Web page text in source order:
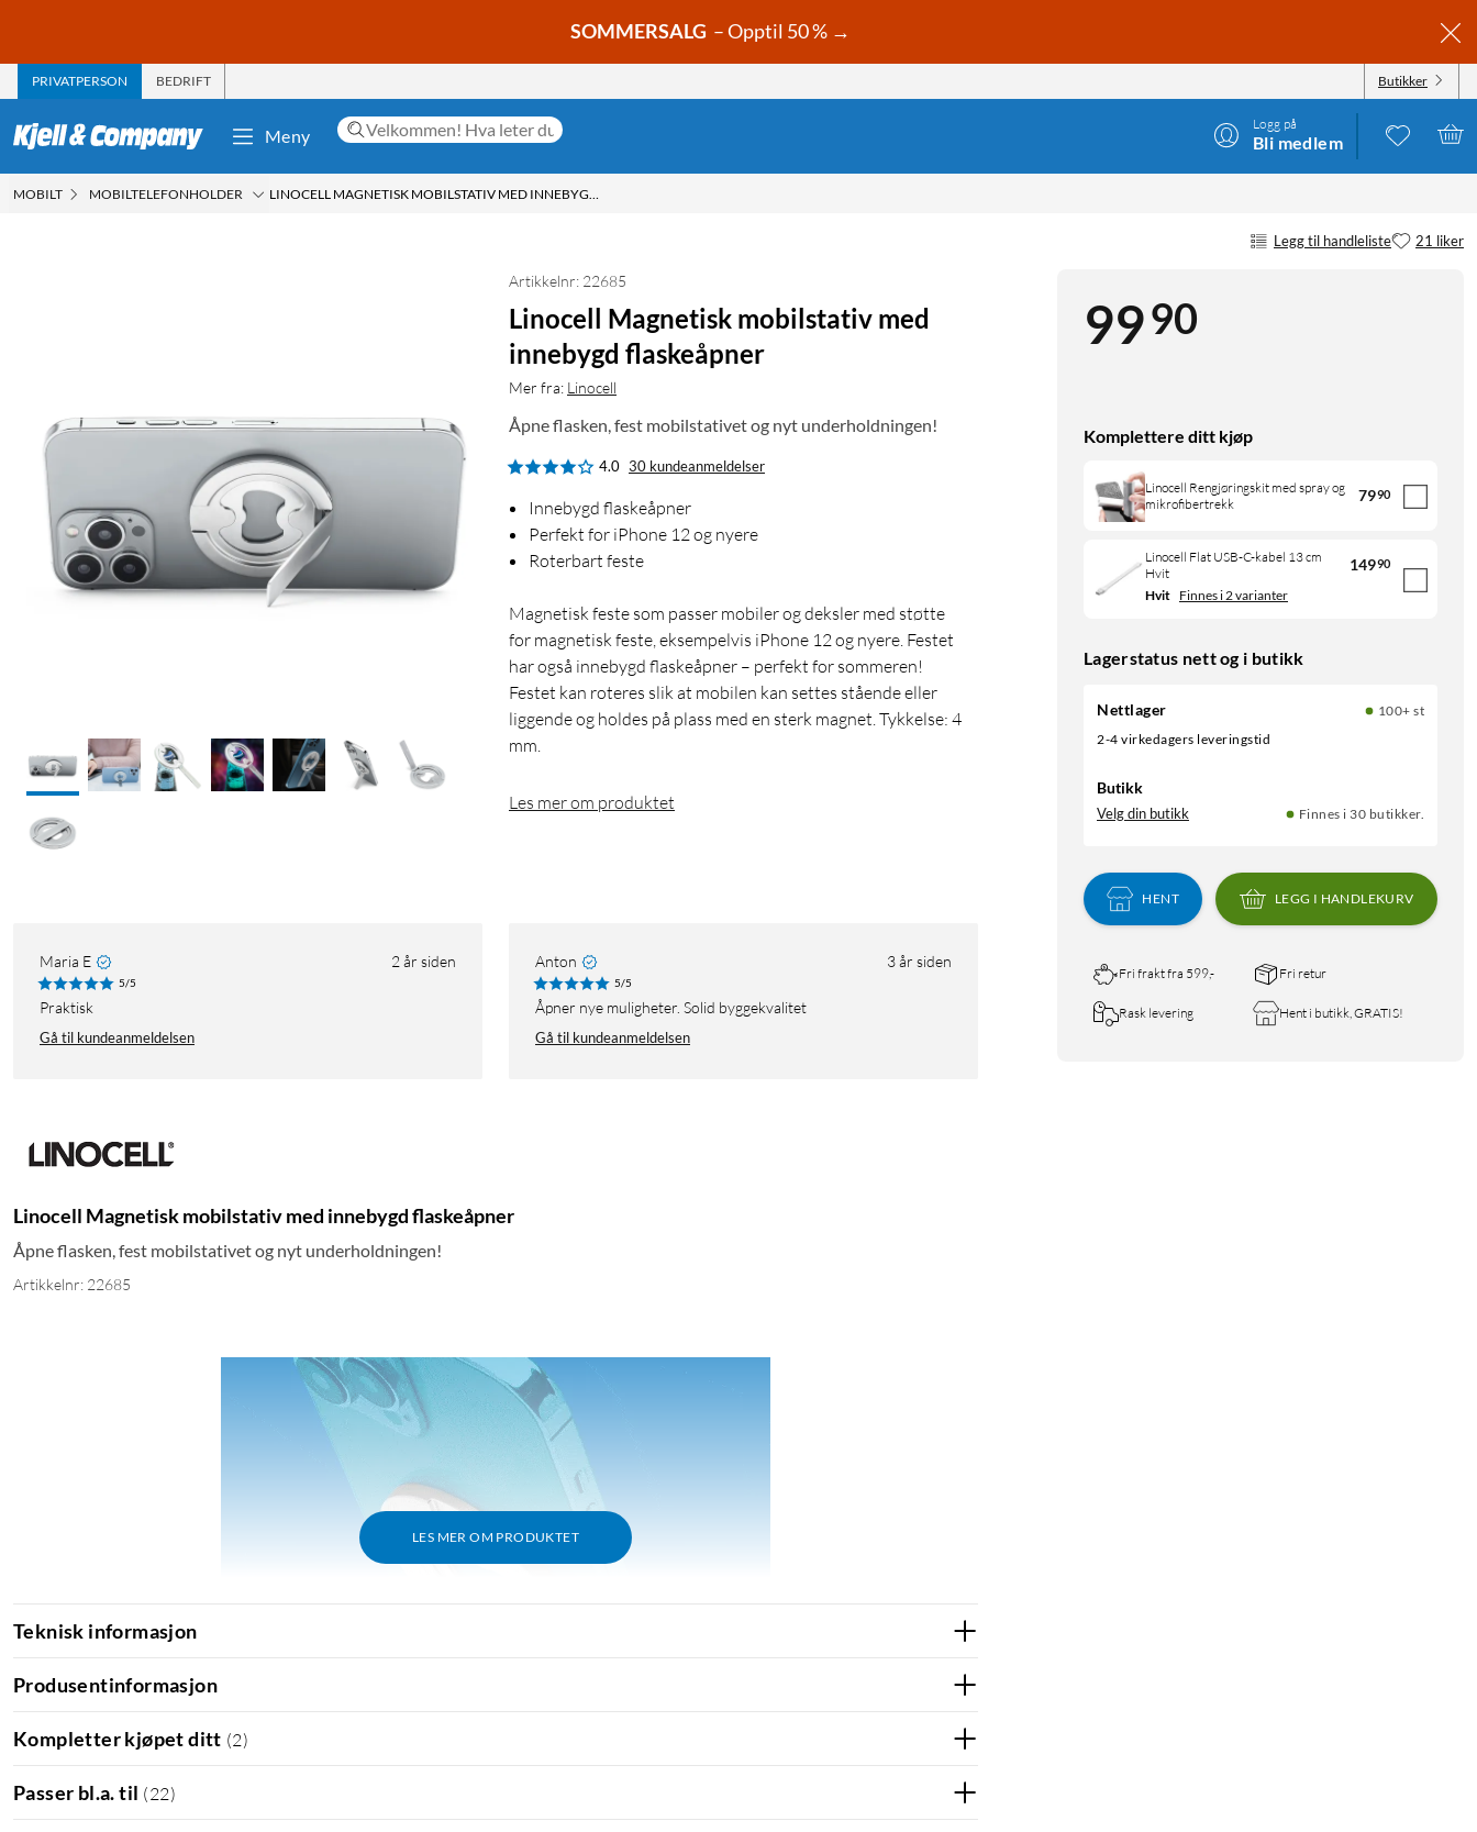
SOMMERSALG – Opptil 50 % →
PRIVATPERSON BEDRIFT Butikker
Meny
Logg på
Bli medlem
MOBILT MOBILTELEFONHOLDER LINOCELL MAGNETISK MOBILSTATIV MED INNEBYGD FLASKEÅPNER
Legg til handleliste 21 liker
9990
Komplettere ditt kjøp
Linocell Rengjøringskit med spray og
mikrofibertrekk
7990
Linocell Flat USB-C-kabel 13 cm
Hvit
14990
Hvit Finnes i 2 varianter
Lagerstatus nett og i butikk
Nettlager
100+ st
2-4 virkedagers leveringstid
Butikk
Velg din butikk Finnes i 30 butikker.
HENT LEGG I HANDLEKURV
Fri frakt fra 599,- Fri retur
Rask levering Hent i butikk, GRATIS!
Artikkelnr: 22685
Linocell Magnetisk mobilstativ med
innebygd flaskeåpner
Mer fra: Linocell
Åpne flasken, fest mobilstativet og nyt underholdningen!
4.0 30 kundeanmeldelser
Innebygd flaskeåpner
Perfekt for iPhone 12 og nyere
Roterbart feste
Magnetisk feste som passer mobiler og deksler med støtte
for magnetisk feste, eksempelvis iPhone 12 og nyere. Festet
har også innebygd flaskeåpner – perfekt for sommeren!
Festet kan roteres slik at mobilen kan settes stående eller
liggende og holdes på plass med en sterk magnet. Tykkelse: 4
mm.
Les mer om produktet
Maria E 2 år siden
5/5
Praktisk
Gå til kundeanmeldelsen
Anton 3 år siden
5/5
Åpner nye muligheter. Solid byggekvalitet
Gå til kundeanmeldelsen
Linocell Magnetisk mobilstativ med innebygd flaskeåpner
Åpne flasken, fest mobilstativet og nyt underholdningen!
Artikkelnr: 22685
LES MER OM PRODUKTET
Teknisk informasjon
Produsentinformasjon
Kompletter kjøpet ditt (2)
Passer bl.a. til (22)